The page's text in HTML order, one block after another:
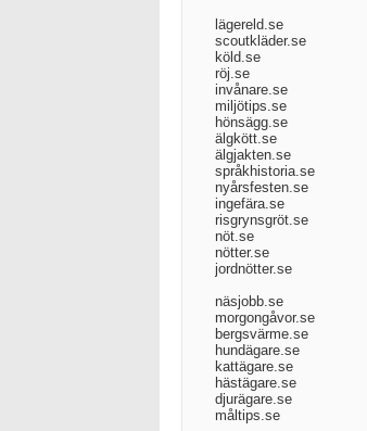
lägereld.se
scoutkläder.se
köld.se
röj.se
invånare.se
miljötips.se
hönsägg.se
älgkött.se
älgjakten.se
språkhistoria.se
nyårsfesten.se
ingefära.se
risgrynsgröt.se
nöt.se
nötter.se
jordnötter.se
näsjobb.se
morgongåvor.se
bergsvärme.se
hundägare.se
kattägare.se
hästägare.se
djurägare.se
måltips.se